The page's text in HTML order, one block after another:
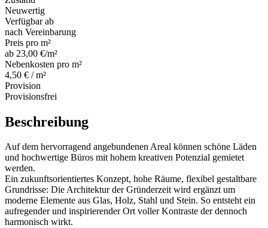
Neuwertig
Verfügbar ab
nach Vereinbarung
Preis pro m²
ab 23,00 €/m²
Nebenkosten pro m²
4,50 € / m²
Provision
Provisionsfrei
Beschreibung
Auf dem hervorragend angebundenen Areal können schöne Läden
und hochwertige Büros mit hohem kreativen Potenzial gemietet
werden.
Ein zukunftsorientiertes Konzept, hohe Räume, flexibel gestaltbare
Grundrisse: Die Architektur der Gründerzeit wird ergänzt um
moderne Elemente aus Glas, Holz, Stahl und Stein. So entsteht ein
aufregender und inspirierender Ort voller Kontraste der dennoch
harmonisch wirkt.